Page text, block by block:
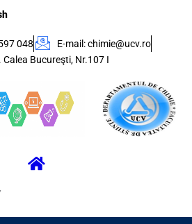
048
E-mail: chimie@ucv.ro
Calea Bucureşti, Nr.107 I
Menu